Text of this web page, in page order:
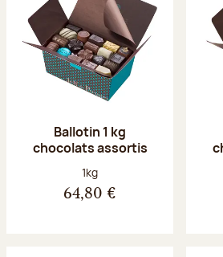
Ballotin 1 kg
chocolats assortis
Poids net :
1kg
64,80 €